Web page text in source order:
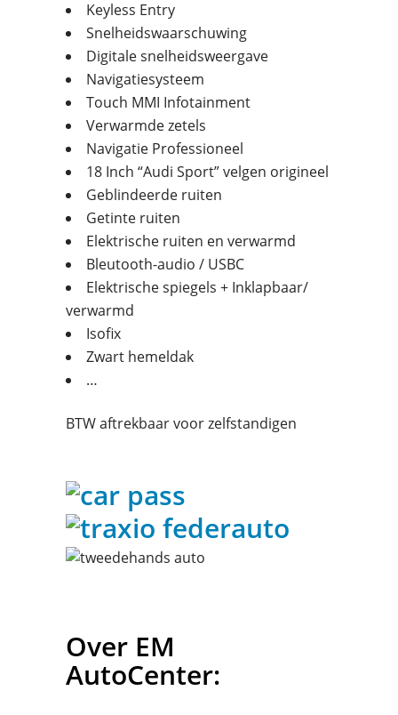
Keyless Entry
Snelheidswaarschuwing
Digitale snelheidsweergave
Navigatiesysteem
Touch MMI Infotainment
Verwarmde zetels
Navigatie Professioneel
18 Inch “Audi Sport” velgen origineel
Geblindeerde ruiten
Getinte ruiten
Elektrische ruiten en verwarmd
Bleutooth-audio / USBC
Elektrische spiegels + Inklapbaar/
verwarmd
Isofix
Zwart hemeldak
…
BTW aftrekbaar voor zelfstandigen
Over EM
AutoCenter: